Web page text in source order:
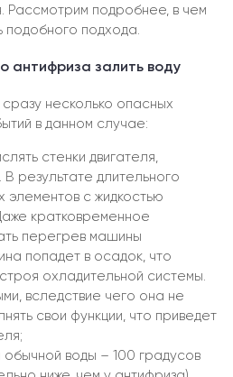
Рассмотрим подробнее, в чем
подобного подхода.
антифриза залить воду
несколько опасных
в данном случае:
стенки двигателя,
результате длительного
элементов с жидкостью
кратковременное
перегрев машины
попадет в осадок, что
охладительной системы.
вследствие чего она не
свои функции, что приведет
воды – 100 градусов